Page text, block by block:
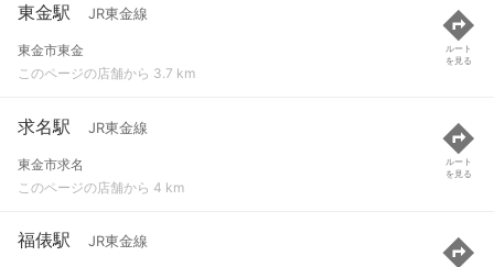
東金駅 JR東金線
東金市東金
このページの店舗から 3.7 km
ルート
を見る
求名駅 JR東金線
東金市求名
このページの店舗から 4 km
ルート
を見る
福俵駅 JR東金線